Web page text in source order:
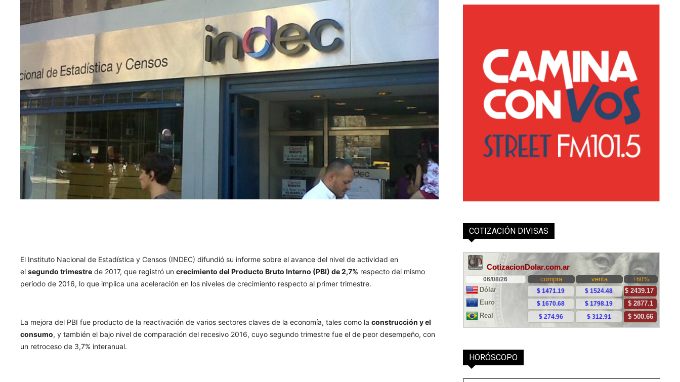
El Instituto Nacional de Estadística y Censos (INDEC) difundió su informe sobre el avance del nivel de actividad en
elsegundo trimestre de 2017, que registró uncrecimiento del Producto Bruto Interno (PBI) de 2,7% respecto del mismo
período de 2016, lo que implica una aceleración en los niveles de crecimiento respecto al primer trimestre.
La mejora del PBI fue producto de la reactivación de varios sectores claves de la economía, tales como laconstrucción y el
consumo, y también el bajo nivel de comparación del recesivo 2016, cuyo segundo trimestre fue el de peor desempeño, con
un retroceso de 3,7% interanual.
COTIZACIÓN DIVISAS
HORÓSCOPO